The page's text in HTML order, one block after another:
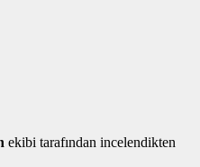
ekibi tarafından incelendikten